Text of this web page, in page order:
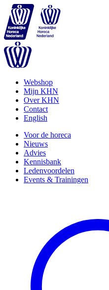
Webshop
Mijn KHN
Over KHN
Contact
English
Voor de horeca
Nieuws
Advies
Kennisbank
Ledenvoordelen
Events & Trainingen